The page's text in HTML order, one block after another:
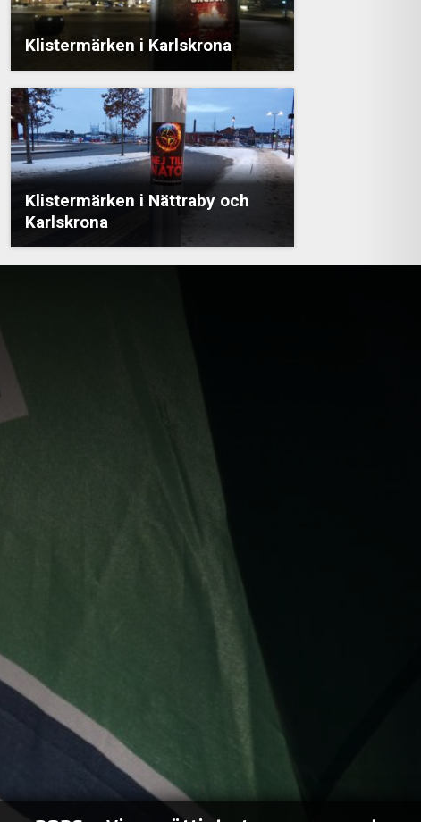
Klistermärken i Karlskrona
Klistermärken i Nättraby och
Karlskrona